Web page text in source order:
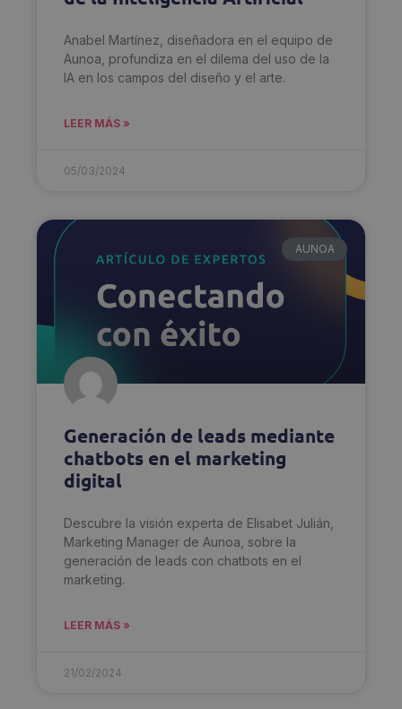
Anabel Martínez, diseñadora en el equipo de
Aunoa, profundiza en el dilema del uso de la
IA en los campos del diseño y el arte.
LEER MÁS »
05/03/2024
AUNOA
Generación de leads mediante
chatbots en el marketing
digital
Descubre la visión experta de Elisabet Julián,
Marketing Manager de Aunoa, sobre la
generación de leads con chatbots en el
marketing.
LEER MÁS »
21/02/2024